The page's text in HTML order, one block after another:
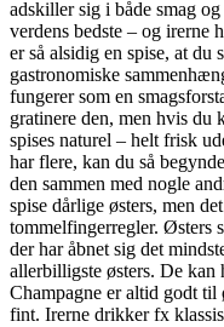
adskiller sig i både smag
verdens bedste – og irerne
er så alsidig en spise, at du
gastronomiske
fungerer som en
gratinere den, men hvis du
spises naturel – helt frisk
har flere, kan du så
den sammen med nogle
spise dårlige østers, men
tommelfingerregler. Østers
der har åbnet sig det
allerbilligste østers. De kan
Champagne er altid godt
fint. Irerne drikker fx